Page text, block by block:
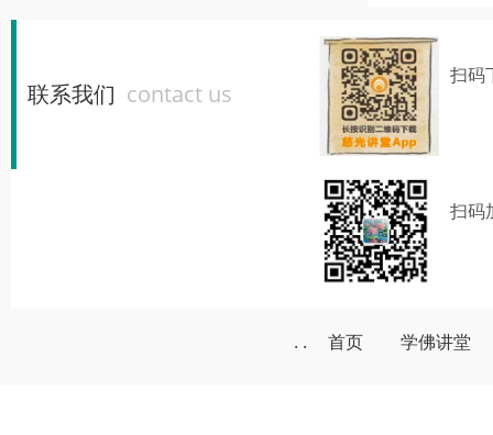
联系我们 contact us
扫码
扫码
. . 首页 学佛讲堂